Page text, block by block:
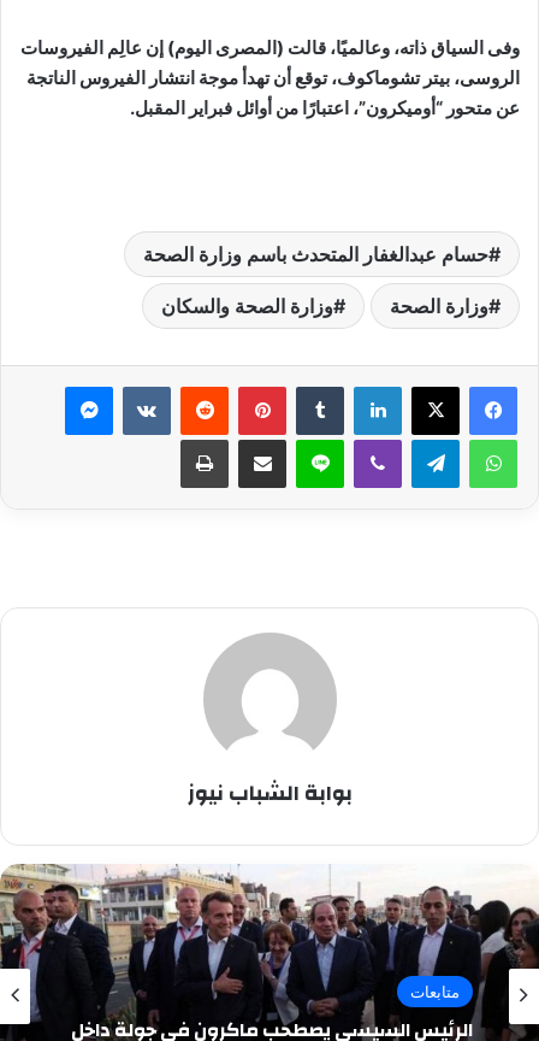
وفى السياق ذاته، وعالميًا، قالت (المصرى اليوم) إن عالِم الفيروسات
الروسى، بيتر تشوماكوف، توقع أن تهدأ موجة انتشار الفيروس الناتجة
عن متحور “أوميكرون”، اعتبارًا من أوائل فبراير المقبل.
حسام عبدالغفار المتحدث باسم وزارة الصحة
وزارة الصحة وزارة الصحة والسكان
لينكدإن بينتيريست ماسنجر
واتساب تيلقرام ڤايبر لاين مشاركة عبر البريد طباعة
بوابة الشباب نيوز
متابعات
الرئيس السيسي يصطحب ماكرون في جولة داخل